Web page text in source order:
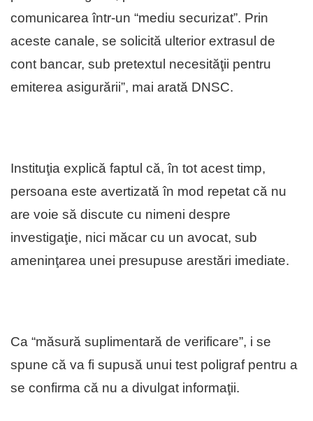
comunicarea într-un “mediu securizat”. Prin
aceste canale, se solicită ulterior extrasul de
cont bancar, sub pretextul necesităţii pentru
emiterea asigurării”, mai arată DNSC.
Instituţia explică faptul că, în tot acest timp,
persoana este avertizată în mod repetat că nu
are voie să discute cu nimeni despre
investigaţie, nici măcar cu un avocat, sub
ameninţarea unei presupuse arestări imediate.
Ca “măsură suplimentară de verificare”, i se
spune că va fi supusă unui test poligraf pentru a
se confirma că nu a divulgat informaţii.